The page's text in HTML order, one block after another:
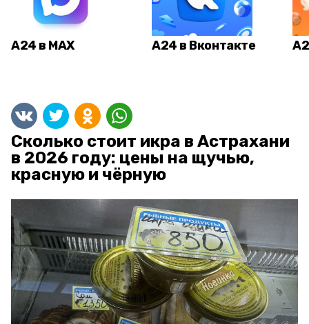
А24 в MAX А24 в Вконтакте
Сколько стоит икра в Астрахани
в 2026 году: цены на щучью,
красную и чёрную